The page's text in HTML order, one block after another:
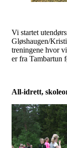
Vi startet
Gløshaugen/
treningene hvor
er fra Tambartun
All-idrett,